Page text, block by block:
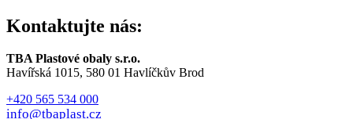
Kontaktujte nás:
TBA Plastové obaly s.r.o.
Havířská 1015, 580 01 Havlíčkův Brod
+420 565 534 000
info@tbaplast.cz